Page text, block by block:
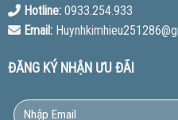
Hotline:0933.254.933
Email:
ĐĂNG KÝ NHẬN ƯU ĐÃI